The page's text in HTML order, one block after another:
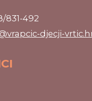
831-492
djecji-